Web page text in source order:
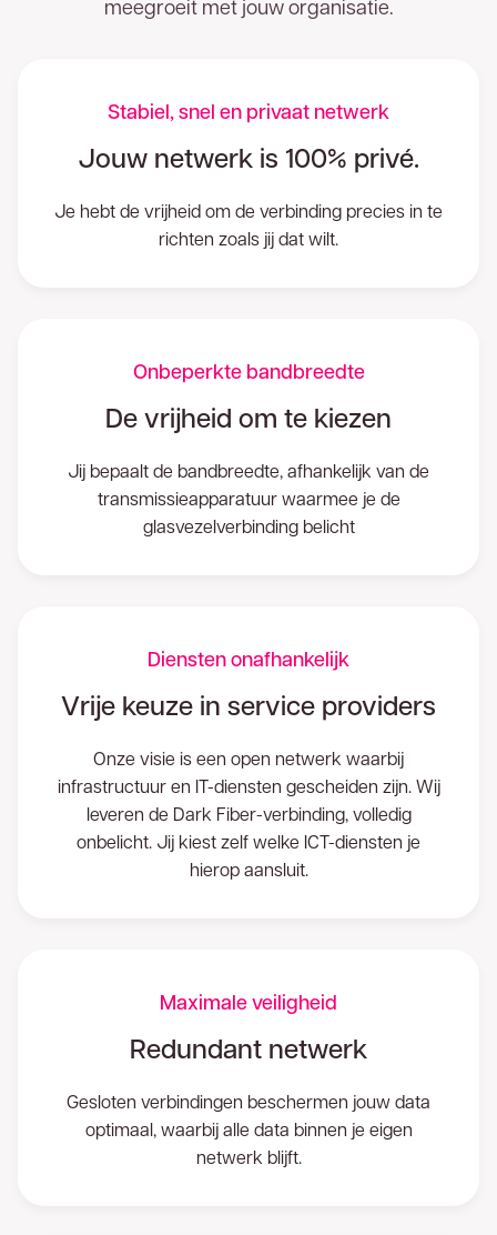
meegroeit met jouw organisatie.
Stabiel, snel en privaat netwerk
Jouw netwerk is 100% privé.
Je hebt de vrijheid om de verbinding precies in te
richten zoals jij dat wilt.
Onbeperkte bandbreedte
De vrijheid om te kiezen
Jij bepaalt de bandbreedte, afhankelijk van de
transmissieapparatuur waarmee je de
glasvezelverbinding belicht
Diensten onafhankelijk
Vrije keuze in service providers
Onze visie is een open netwerk waarbij
infrastructuur en IT-diensten gescheiden zijn. Wij
leveren de Dark Fiber-verbinding, volledig
onbelicht. Jij kiest zelf welke ICT-diensten je
hierop aansluit.
Maximale veiligheid
Redundant netwerk
Gesloten verbindingen beschermen jouw data
optimaal, waarbij alle data binnen je eigen
netwerk blijft.